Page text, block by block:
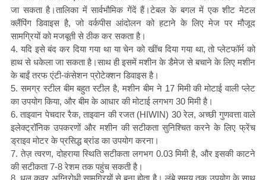
जा सकता है।तालिका में सार्वभौमिक गेंदें हैं।टेबल के बगल में एक शीट मेटल
क्लैंपिंग डिवाइस है, जो वर्कपीस आंदोलन को हटाने के लिए मेज पर मौजूद
सामग्रियों को मजबूती से ठीक कर सकता है।
4. यदि इसे बंद कर दिया गया था या चेन को खींच दिया गया था, तो प्लेटफॉर्म को
हाथ से धकेला जा सकता है।साथ ही इसमें मशीन के डैमेज से बचाने के लिए मशीन
के बाईं तरफ एंटी-कंसेशन प्रोटेक्शन डिवाइस है।
5. समग्र स्टील बीम बहुत स्टील है, मशीन बीम ने 17 मिमी की मोटाई वाली प्लेट
का उपयोग किया, और बीम के आधार की मोटाई लगभग 30 मिमी है।
6. ताइवान पेचदार रैक, ताइवान की रजत (HIWIN) 30 रेल, अच्छी गुणवत्ता वाले
इलेक्ट्रॉनिक उपकरणों और मशीन की सटीकता सुनिश्चित करने के लिए फ्रेंच
ड्राइव मोटर के प्रसिद्ध ब्रांड का उपयोग करना।
7. तेज़ त्वरण, दोहराया स्थिति सटीकता लगभग 0.03 मिमी है, और इसकी काटने
की सटीकता 7-8 रेशम तक पहुंच सकती है।